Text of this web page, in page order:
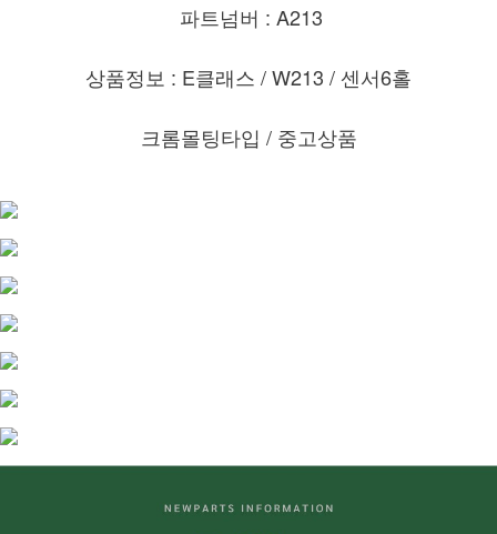
파트넘버 : A213
상품정보 : E클래스 / W213 / 센서6홀
크롬몰팅타입 /중고상품